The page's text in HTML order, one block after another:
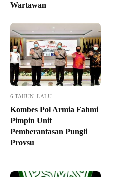
Wartawan
6 TAHUN LALU
Kombes Pol Armia Fahmi
Pimpin Unit
Pemberantasan Pungli
Provsu